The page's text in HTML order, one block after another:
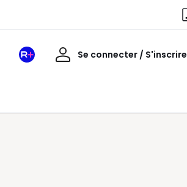
Mon
Se connecter / S'inscrire
Mon